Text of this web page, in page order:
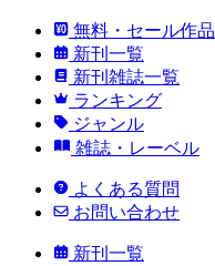
無料・セール作品
新刊一覧
新刊雑誌一覧
ランキング
ジャンル
雑誌・レーベル
よくある質問
お問い合わせ
新刊一覧